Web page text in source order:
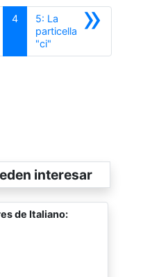
4 »
5: La
particella
"ci"Siguiente
interesar
de Italiano: